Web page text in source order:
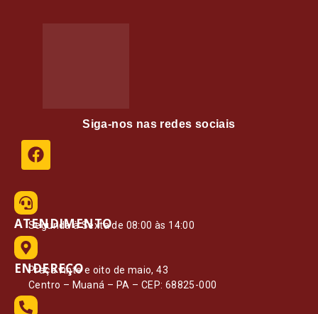
Siga-nos nas redes sociais
ATENDIMENTO
Segunda à Sexta de 08:00 às 14:00
ENDEREÇO
Praça vinte e oito de maio, 43
Centro – Muaná – PA – CEP: 68825-000